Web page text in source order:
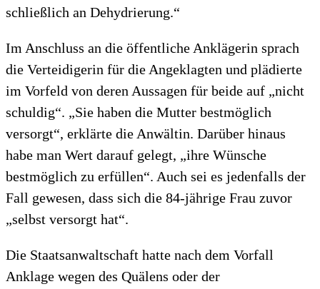
schließlich an Dehydrierung.“
Im Anschluss an die öffentliche Anklägerin sprach
die Verteidigerin für die Angeklagten und plädierte
im Vorfeld von deren Aussagen für beide auf „nicht
schuldig“. „Sie haben die Mutter bestmöglich
versorgt“, erklärte die Anwältin. Darüber hinaus
habe man Wert darauf gelegt, „ihre Wünsche
bestmöglich zu erfüllen“. Auch sei es jedenfalls der
Fall gewesen, dass sich die 84-jährige Frau zuvor
„selbst versorgt hat“.
Die Staatsanwaltschaft hatte nach dem Vorfall
Anklage wegen des Quälens oder der